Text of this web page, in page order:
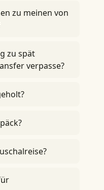
zu meinen von
zu spät
verpasse?